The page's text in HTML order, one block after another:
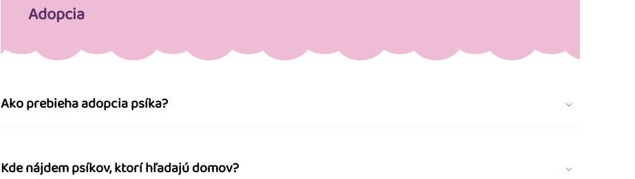
Adopcia
Ako prebieha adopcia psíka?
Kde nájdem psíkov, ktorí hľadajú domov?